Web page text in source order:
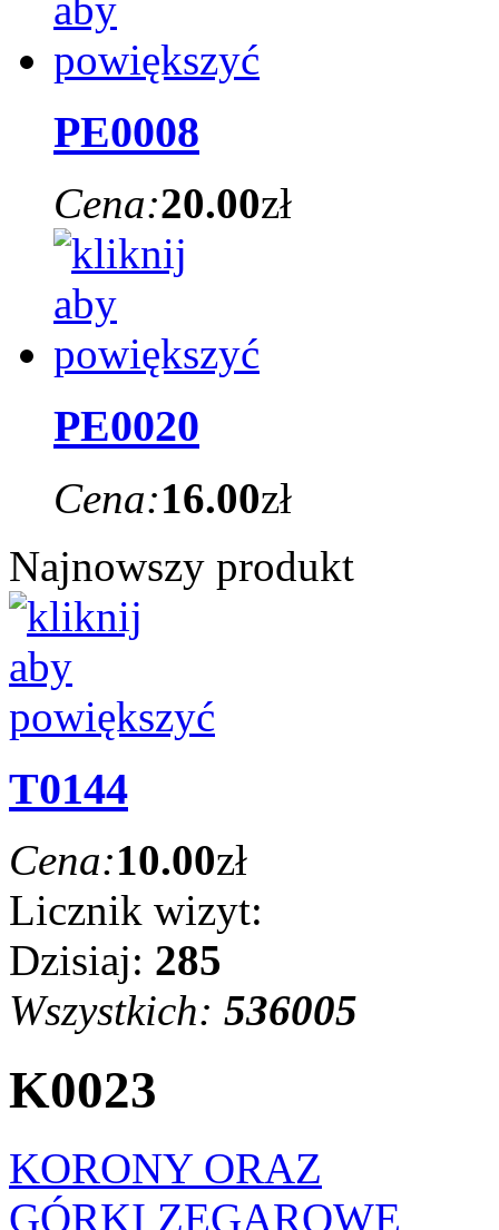
PE0008
Cena:20.00zł
PE0020
Cena:16.00zł
Najnowszy produkt
T0144
Cena:10.00zł
Licznik wizyt:
Dzisiaj: 285
Wszystkich: 536005
K0023
KORONY ORAZ
GÓRKI ZEGAROWE